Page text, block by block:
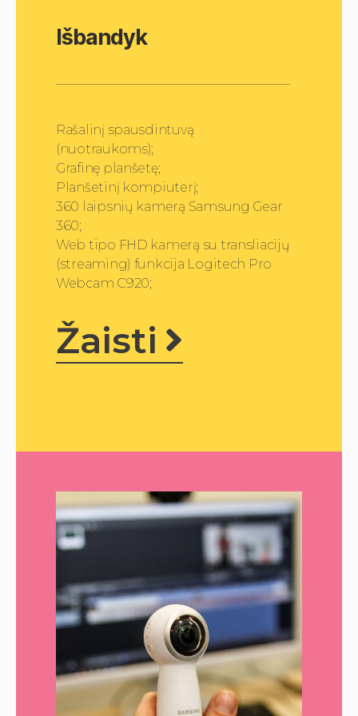
o
o
u
v
a
s
Išbandyk
Rašalinį spausdintuvą
(nuotraukoms);
Grafinę planšetę;
Planšetinį kompiuterį;
360 laipsnių kamerą Samsung Gear
360;
Web tipo FHD kamerą su transliacijų
(streaming) funkcija Logitech Pro
Webcam C920;
Žaisti